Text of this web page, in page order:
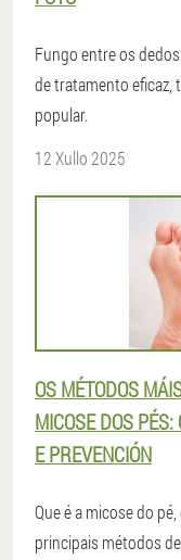
Fungo entre os
de tratamento
popular.
12 Xullo 2025
OS MÉTODOS
MICOSE DOS
E PREVENCIÓN
Que é a micose do
principais métodos